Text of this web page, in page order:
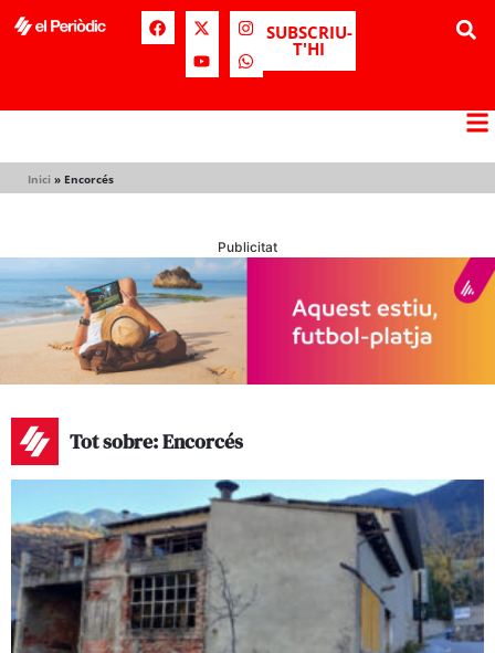
SUBSCRIU-
T'HI
Inici » Encorcés
Publicitat
Tot sobre: Encorcés